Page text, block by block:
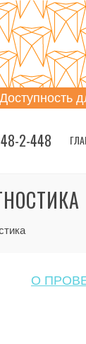
Доступность
2-448
О